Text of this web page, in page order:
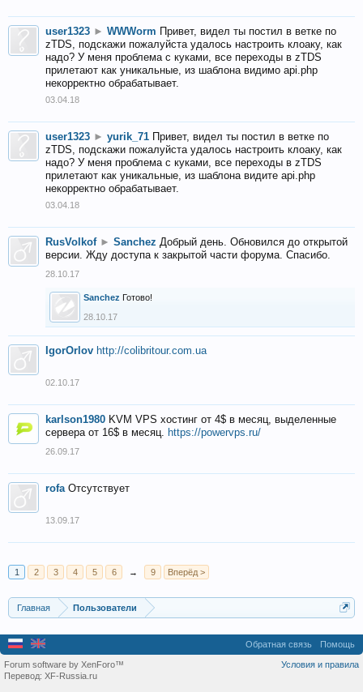
user1323 ► WWWorm Привет, видел ты постил в ветке по
zTDS, подскажи пожалуйста удалось настроить клоаку, как
надо? У меня проблема с куками, все переходы в zTDS
прилетают как уникальные, из шаблона видимо api.php
некорректно обрабатывает.
03.04.18
user1323 ► yurik_71 Привет, видел ты постил в ветке по
zTDS, подскажи пожалуйста удалось настроить клоаку, как
надо? У меня проблема с куками, все переходы в zTDS
прилетают как уникальные, из шаблона видите api.php
некорректно обрабатывает.
03.04.18
RusVolkof ► Sanchez Добрый день. Обновился до открытой
версии. Жду доступа к закрытой части форума. Спасибо.
28.10.17
Sanchez Готово!
28.10.17
IgorOrlov http://colibritour.com.ua
02.10.17
karlson1980 KVM VPS хостинг от 4$ в месяц, выделенные
сервера от 16$ в месяц. https://powervps.ru/
26.09.17
rofa Отсутствует
13.09.17
1 2 3 4 5 6 → 9 Вперёд >
Главная Пользователи
Обратная связь Помощь
Условия и правила
Forum software by XenForo™
Перевод: XF-Russia.ru